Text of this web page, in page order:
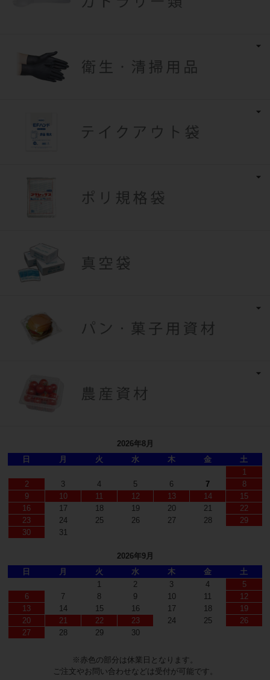
2026年8月
日
月 火 水 木 金
土
1
2
3 4 5 6 7
8
9
10 11 12 13 14
15
16
17 18 19 20 21
22
23
24 25 26 27 28
29
30
31
2026年9月
日
月 火 水 木 金
土
1
2 3 4
5
6
7 8 9 10 11
12
13
14 15 16 17 18
19
20
21 22 23 24 25
26
27
28 29 30
※赤色の部分は休業日となります。
ご注文やお問い合わせなどは受付が可能です。